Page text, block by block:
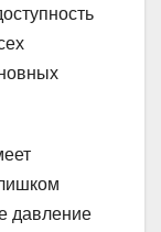
давление